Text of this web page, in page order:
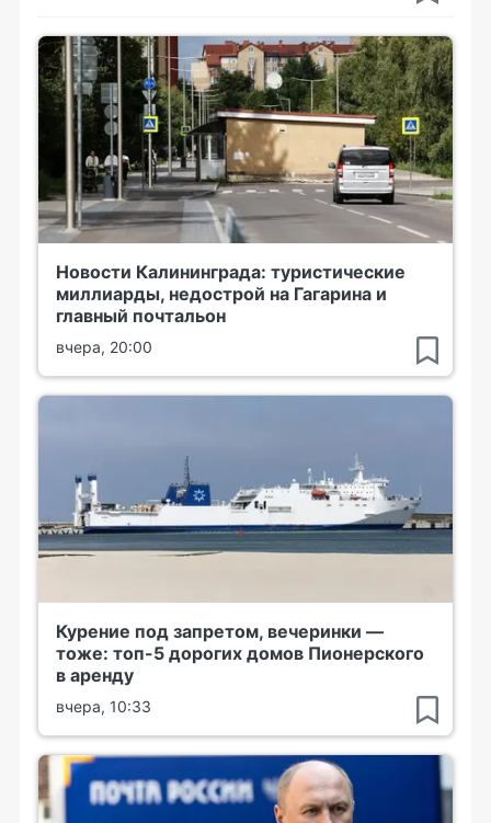
Новости Калининграда: туристические
миллиарды, недострой на Гагарина и
главный почтальон
вчера, 20:00
Курение под запретом, вечеринки —
тоже: топ-5 дорогих домов Пионерского
в аренду
вчера, 10:33